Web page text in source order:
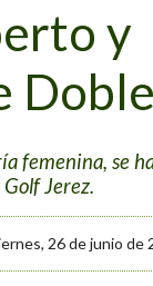
y
femenina, se
Jerez.
26 de junio de